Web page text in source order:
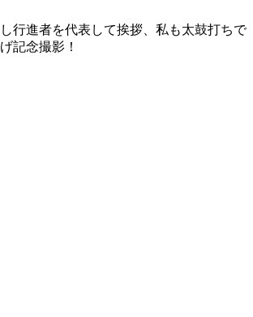
行進者を代表して挨拶、私も太鼓打ちで
記念撮影！